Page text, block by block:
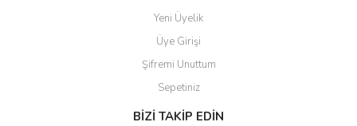
Yeni Üyelik
Üye Girişi
Şifremi Unuttum
Sepetiniz
BİZİ TAKİP EDİN